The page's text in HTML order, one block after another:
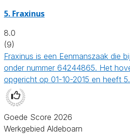
5. Fraxinus
8.0
(9)
Fraxinus is een Eenmanszaak die
onder nummer 64244865. Het
opgericht op 01-10-2015 en heeft
Goede Score 2026
Werkgebied Aldeboarn